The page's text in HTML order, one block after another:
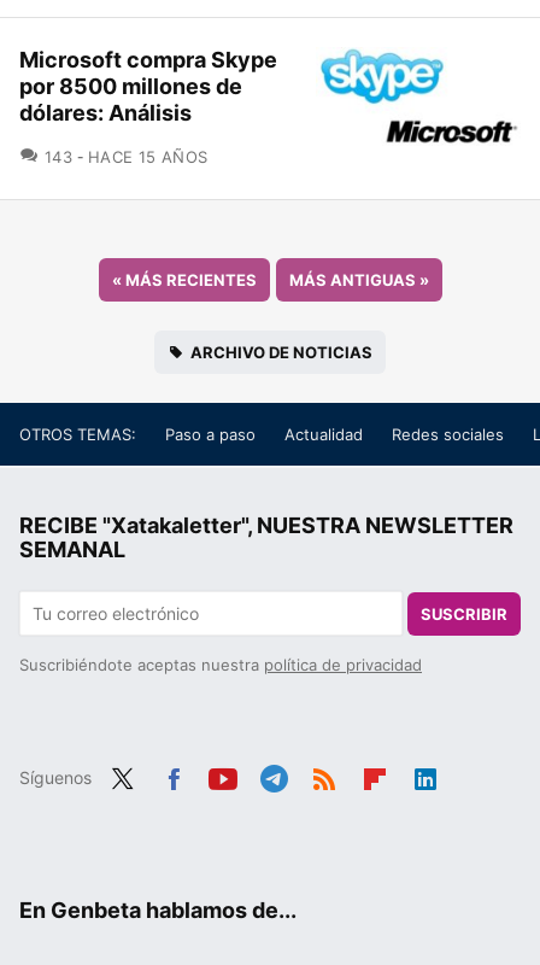
Microsoft compra Skype
por 8500 millones de
dólares: Análisis
143 COMENTARIOS
HACE 15 AÑOS
«MÁS RECIENTES MÁS ANTIGUAS »
ARCHIVO DE NOTICIAS
OTROS TEMAS: Paso a paso Actualidad Redes sociales
RECIBE "Xatakaletter", NUESTRA NEWSLETTER
SEMANAL
SUSCRIBIR
Suscribiéndote aceptas nuestra política de privacidad
Síguenos
En Genbeta hablamos de...